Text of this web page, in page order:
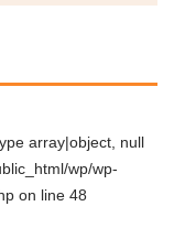
array|object, null
wp/wp-
on line 48